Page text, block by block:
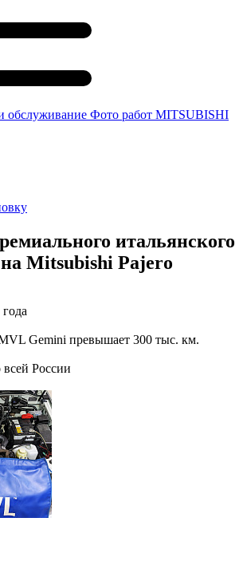
обслуживание Фото работ MITSUBISHI
итальянского
Mitsubishi Pajero
Gemini превышает 300 тыс. км.
России